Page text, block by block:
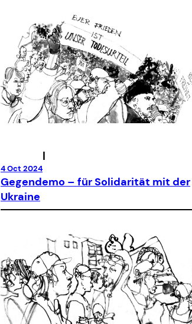
4 Oct 2024
|
Gegendemo – für Solidarität mit der
Ukraine